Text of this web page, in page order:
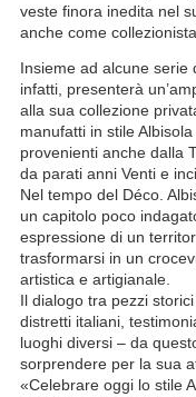
veste finora inedita nel
anche come
Insieme ad alcune
infatti, presenterà
alla sua collezione
manufatti in stile
provenienti anche dalla
da parati anni Venti e
Nel tempo del Déco.
un capitolo poco
espressione di un
trasformarsi in un
artistica e artigianale.
Il dialogo tra pezzi
distretti italiani,
luoghi diversi – da
sorprendere per la sua
«Celebrare oggi lo stile